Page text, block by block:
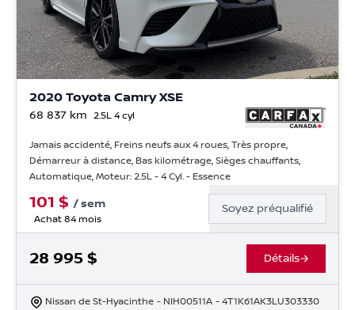
2020 Toyota Camry XSE
68 837 km 2.5L 4 cyl
Jamais accidenté, Freins neufs aux 4 roues, Très propre,
Démarreur à distance, Bas kilométrage, Sièges chauffants,
Automatique, Moteur: 2.5L - 4 Cyl. - Essence
101 $ /sem
Achat 84 mois
Soyez préqualifié
28 995 $ Détails
Nissan de St-Hyacinthe - NIH00511A - 4T1K61AK3LU303330